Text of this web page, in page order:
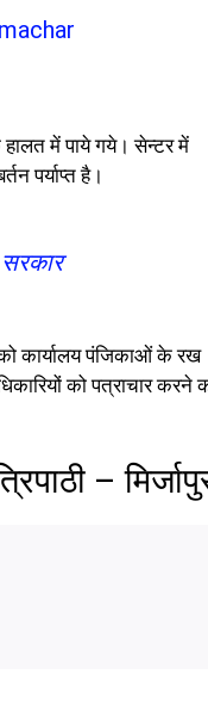
में पाये गये। सेन्टर में
पर्याप्त है।
को कार्यालय पंजिकाओं के रख
को पत्राचार करने
–